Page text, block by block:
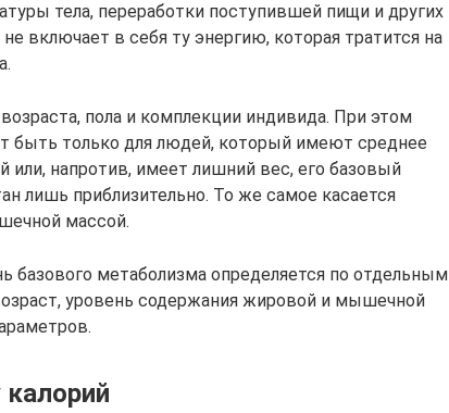
тела, переработки поступившей пищи и других
включает в себя ту энергию, которая тратится на
пола и комплекции индивида. При этом
быть только для людей, который имеют среднее
или, напротив, имеет лишний вес, его базовый
лишь приблизительно. То же самое касается
массой.
метаболизма определяется по отдельным
уровень содержания жировой и мышечной